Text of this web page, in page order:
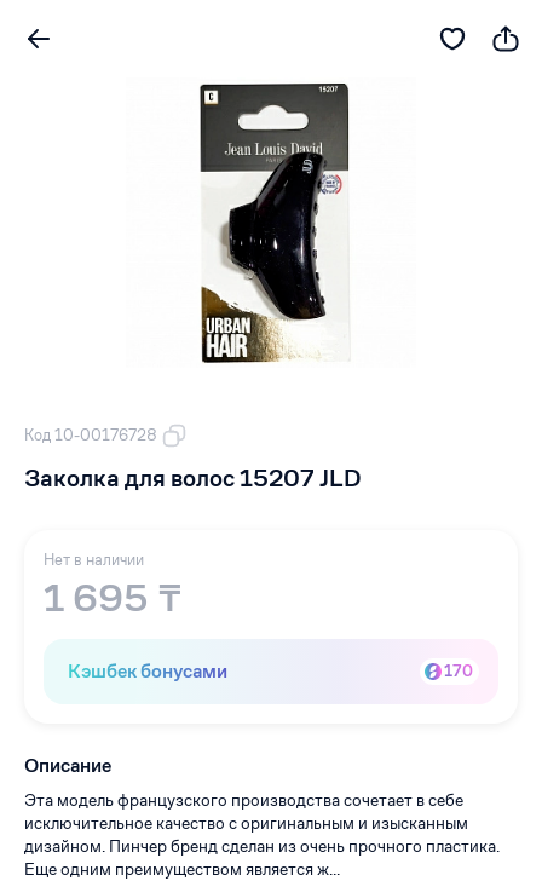
Код 10-00176728
Заколка для волос 15207 JLD
Нет в наличии
1 695 ₸
Кэшбек бонусами 170
Описание
Эта модель французского производства сочетает в себе
исключительное качество с оригинальным и изысканным
дизайном. Пинчер бренд сделан из очень прочного пластика.
Еще одним преимуществом является ж...